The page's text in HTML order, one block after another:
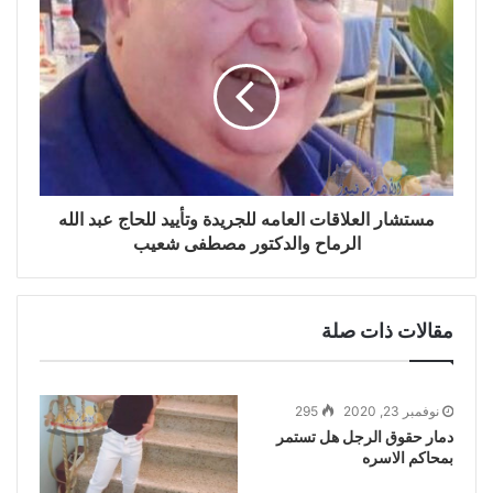
مستشار العلاقات العامه للجريدة وتأييد للحاج عبد الله
الرماح والدكتور مصطفى شعيب
مقالات ذات صلة
نوفمبر 23, 2020 295
دمار حقوق الرجل هل تستمر
بمحاكم الاسره